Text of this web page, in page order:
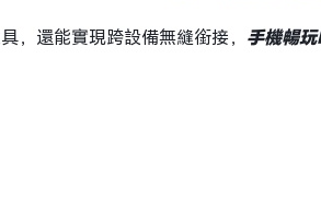
，還能實現跨設備無縫銜接， 手機暢